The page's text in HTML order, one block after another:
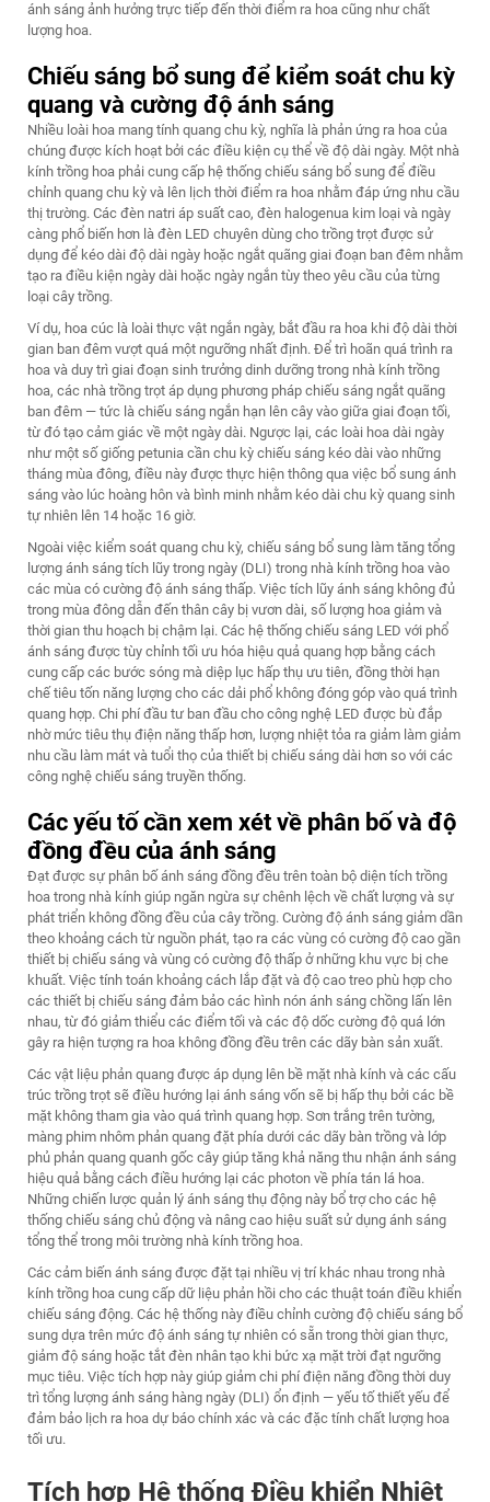
ánh sáng ảnh hưởng trực tiếp đến thời điểm ra hoa cũng như chất
lượng hoa.
Chiếu sáng bổ sung để kiểm soát chu kỳ
quang và cường độ ánh sáng
Nhiều loài hoa mang tính quang chu kỳ, nghĩa là phản ứng ra hoa của
chúng được kích hoạt bởi các điều kiện cụ thể về độ dài ngày. Một nhà
kính trồng hoa phải cung cấp hệ thống chiếu sáng bổ sung để điều
chỉnh quang chu kỳ và lên lịch thời điểm ra hoa nhằm đáp ứng nhu cầu
thị trường. Các đèn natri áp suất cao, đèn halogenua kim loại và ngày
càng phổ biến hơn là đèn LED chuyên dùng cho trồng trọt được sử
dụng để kéo dài độ dài ngày hoặc ngắt quãng giai đoạn ban đêm nhằm
tạo ra điều kiện ngày dài hoặc ngày ngắn tùy theo yêu cầu của từng
loại cây trồng.
Ví dụ, hoa cúc là loài thực vật ngắn ngày, bắt đầu ra hoa khi độ dài thời
gian ban đêm vượt quá một ngưỡng nhất định. Để trì hoãn quá trình ra
hoa và duy trì giai đoạn sinh trưởng dinh dưỡng trong nhà kính trồng
hoa, các nhà trồng trọt áp dụng phương pháp chiếu sáng ngắt quãng
ban đêm — tức là chiếu sáng ngắn hạn lên cây vào giữa giai đoạn tối,
từ đó tạo cảm giác về một ngày dài. Ngược lại, các loài hoa dài ngày
như một số giống petunia cần chu kỳ chiếu sáng kéo dài vào những
tháng mùa đông, điều này được thực hiện thông qua việc bổ sung ánh
sáng vào lúc hoàng hôn và bình minh nhằm kéo dài chu kỳ quang sinh
tự nhiên lên 14 hoặc 16 giờ.
Ngoài việc kiểm soát quang chu kỳ, chiếu sáng bổ sung làm tăng tổng
lượng ánh sáng tích lũy trong ngày (DLI) trong nhà kính trồng hoa vào
các mùa có cường độ ánh sáng thấp. Việc tích lũy ánh sáng không đủ
trong mùa đông dẫn đến thân cây bị vươn dài, số lượng hoa giảm và
thời gian thu hoạch bị chậm lại. Các hệ thống chiếu sáng LED với phổ
ánh sáng được tùy chỉnh tối ưu hóa hiệu quả quang hợp bằng cách
cung cấp các bước sóng mà diệp lục hấp thụ ưu tiên, đồng thời hạn
chế tiêu tốn năng lượng cho các dải phổ không đóng góp vào quá trình
quang hợp. Chi phí đầu tư ban đầu cho công nghệ LED được bù đắp
nhờ mức tiêu thụ điện năng thấp hơn, lượng nhiệt tỏa ra giảm làm giảm
nhu cầu làm mát và tuổi thọ của thiết bị chiếu sáng dài hơn so với các
công nghệ chiếu sáng truyền thống.
Các yếu tố cần xem xét về phân bố và độ
đồng đều của ánh sáng
Đạt được sự phân bố ánh sáng đồng đều trên toàn bộ diện tích trồng
hoa trong nhà kính giúp ngăn ngừa sự chênh lệch về chất lượng và sự
phát triển không đồng đều của cây trồng. Cường độ ánh sáng giảm dần
theo khoảng cách từ nguồn phát, tạo ra các vùng có cường độ cao gần
thiết bị chiếu sáng và vùng có cường độ thấp ở những khu vực bị che
khuất. Việc tính toán khoảng cách lắp đặt và độ cao treo phù hợp cho
các thiết bị chiếu sáng đảm bảo các hình nón ánh sáng chồng lấn lên
nhau, từ đó giảm thiểu các điểm tối và các độ dốc cường độ quá lớn
gây ra hiện tượng ra hoa không đồng đều trên các dãy bàn sản xuất.
Các vật liệu phản quang được áp dụng lên bề mặt nhà kính và các cấu
trúc trồng trọt sẽ điều hướng lại ánh sáng vốn sẽ bị hấp thụ bởi các bề
mặt không tham gia vào quá trình quang hợp. Sơn trắng trên tường,
màng phim nhôm phản quang đặt phía dưới các dãy bàn trồng và lớp
phủ phản quang quanh gốc cây giúp tăng khả năng thu nhận ánh sáng
hiệu quả bằng cách điều hướng lại các photon về phía tán lá hoa.
Những chiến lược quản lý ánh sáng thụ động này bổ trợ cho các hệ
thống chiếu sáng chủ động và nâng cao hiệu suất sử dụng ánh sáng
tổng thể trong môi trường nhà kính trồng hoa.
Các cảm biến ánh sáng được đặt tại nhiều vị trí khác nhau trong nhà
kính trồng hoa cung cấp dữ liệu phản hồi cho các thuật toán điều khiển
chiếu sáng động. Các hệ thống này điều chỉnh cường độ chiếu sáng bổ
sung dựa trên mức độ ánh sáng tự nhiên có sẵn trong thời gian thực,
giảm độ sáng hoặc tắt đèn nhân tạo khi bức xạ mặt trời đạt ngưỡng
mục tiêu. Việc tích hợp này giúp giảm chi phí điện năng đồng thời duy
trì tổng lượng ánh sáng hàng ngày (DLI) ổn định — yếu tố thiết yếu để
đảm bảo lịch ra hoa dự báo chính xác và các đặc tính chất lượng hoa
tối ưu.
Tích hợp Hệ thống Điều khiển Nhiệt